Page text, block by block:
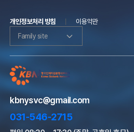
개인정보처리 방침
이용약관
Family site
kbnysvc@gmail.com
031-546-2715